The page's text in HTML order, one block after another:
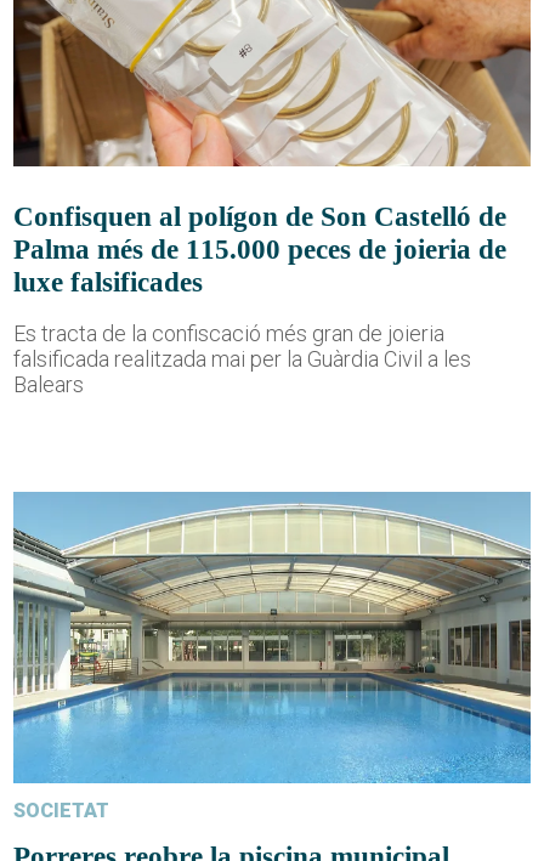
Confisquen al polígon de Son Castelló de
Palma més de 115.000 peces de joieria de
luxe falsificades
Es tracta de la confiscació més gran de joieria
falsificada realitzada mai per la Guàrdia Civil a les
Balears
SOCIETAT